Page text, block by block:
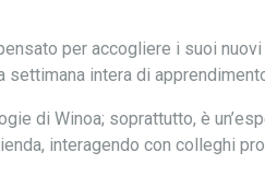
per accogliere i suoi
intera di
di Winoa; soprattutto, è
interagendo con colleghi